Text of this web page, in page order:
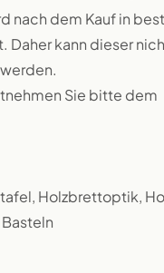
nach dem Kauf in
Daher kann dieser
Sie bitte dem
Holzbrettoptik,